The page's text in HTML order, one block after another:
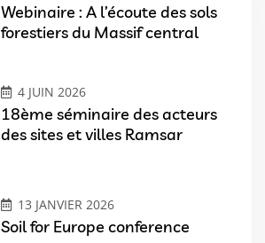
Webinaire : A l’écoute des sols
forestiers du Massif central
4 JUIN 2026
18ème séminaire des acteurs
des sites et villes Ramsar
13 JANVIER 2026
Soil for Europe conference